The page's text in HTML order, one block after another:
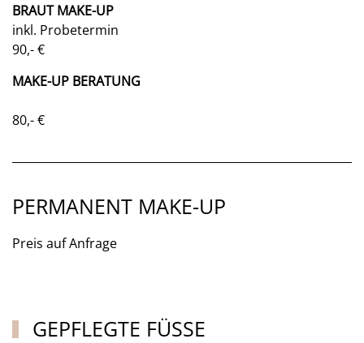
BRAUT MAKE-UP
inkl. Probetermin
90,- €
MAKE-UP BERATUNG
80,- €
PERMANENT MAKE-UP
Preis auf Anfrage
GEPFLEGTE FÜSSE